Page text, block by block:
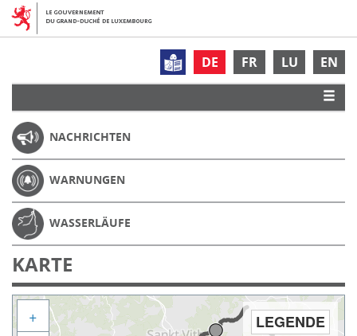
DE FR LU EN
NACHRICHTEN
WARNUNGEN
WASSERLÄUFE
KARTE
LEGENDE
+